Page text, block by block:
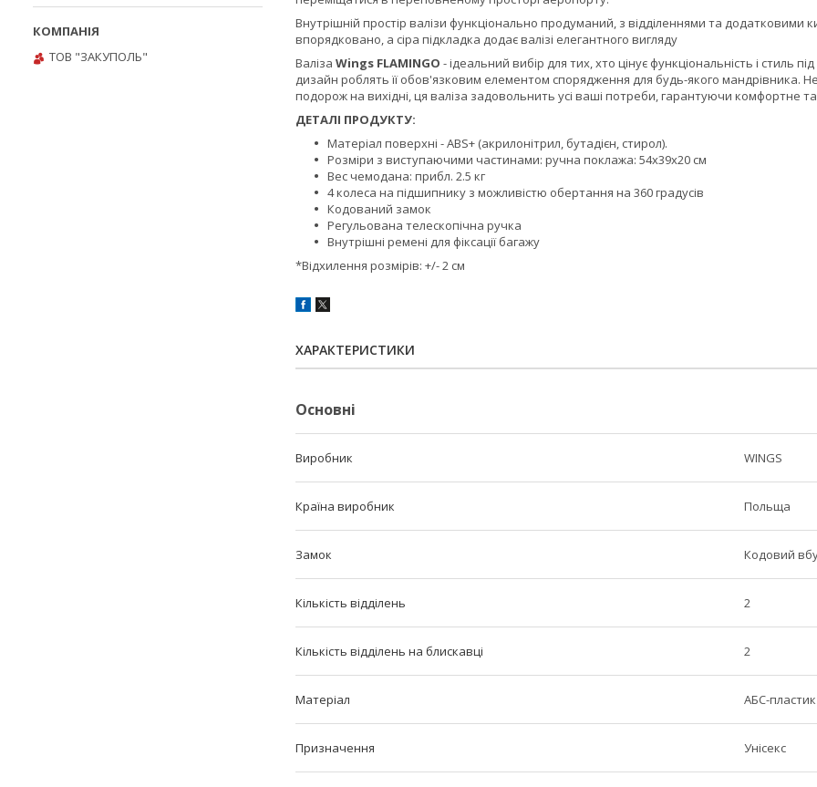
Внутрішній простір валізи функціонально продуманий, з відділеннями та
впорядковано, а сіра підкладка додає валізі елегантного вигляду
Валіза Wings FLAMINGO - ідеальний вибір для тих, хто цінує функціональність і стиль
дизайн роблять її обов'язковим елементом спорядження для будь-якого мандрівника.
подорож на вихідні, ця валіза задовольнить усі ваші потреби, гарантуючи комфортне
ДЕТАЛІ ПРОДУКТУ:
Матеріал поверхні - ABS+ (акрилонітрил, бутадієн, стирол).
Розміри з виступаючими частинами: ручна поклажа: 54x39x20 см
Вес чемодана: прибл. 2.5 кг
4 колеса на підшипнику з можливістю обертання на 360 градусів
Кодований замок
Регульована телескопічна ручка
Внутрішні ремені для фіксації багажу
*Відхилення розмірів: +/- 2 см
ХАРАКТЕРИСТИКИ
Основні
Виробник WINGS
Країна виробник Польща
Замок Кодовий
Кількість відділень 2
Кількість відділень на блискавці 2
Матеріал АБС-пластик
Призначення Унісекс
ТОВ "ЗАКУПОЛЬ"